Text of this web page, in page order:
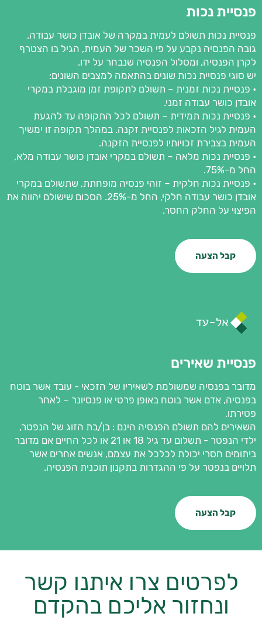
פנסיית נכות
פנסיית נכות תשולם לעמית במקרה של אובדן כושר עבודה.
גובה הפנסיה נקבע על פי השכר של העמית, הגיל בו הצטרף
לקרן הפנסיה, ומסלול הפנסיה שנבחר על ידו.
יש סוגי פנסיית נכות שונים בהתאמה למצבים השונים:
• פנסיית נכות זמנית – תשולם לתקופת זמן מוגבלת במקרי
אובדן כושר עבודה זמני.
• פנסיית נכות תמידית – תשולם לכל התקופה עד להגעת
העמית לגיל הזכאות לפנסיית זקנה. במהלך תקופה זו ימשיך
העמית בצבירת זכויותיו לפנסיית הזקנה.
• פנסיית נכות מלאה – תשולם במקרי אובדן כושר עבודה מלא,
החל מ-75%.
• פנסיית נכות חלקית – זוהי פנסיה מופחתת, שתשולם במקרי
אובדן כושר עבודה חלקי, החל מ-25%. הסכום שישולם יהווה את
הפיצוי על החלק החסר.
קבל הצעה
פנסיית שאירים
מדובר בפנסיה שמשולמת לשאיריו של הזכאי - עובד אשר בוטח
בפנסיה, אדם אשר בוטח באופן פרטי או פנסיונר – לאחר
פטירתו.
השאירים להם תשולם הפנסיה הינם : בן/בת הזוג של הנפטר,
ילדי הנפטר - תשלום עד גיל 18 או 21 או לכל החיים אם מדובר
ביתומים חסרי יכולת לכלכל את עצמם, אנשים אחרים אשר
תלויים בנפטר על פי ההגדרות בתקנון תוכנית הפנסיה.
קבל הצעה
לפרטים צרו איתנו קשר
ונחזור אליכם בהקדם